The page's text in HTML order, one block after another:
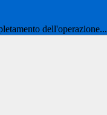
dell'operazione...